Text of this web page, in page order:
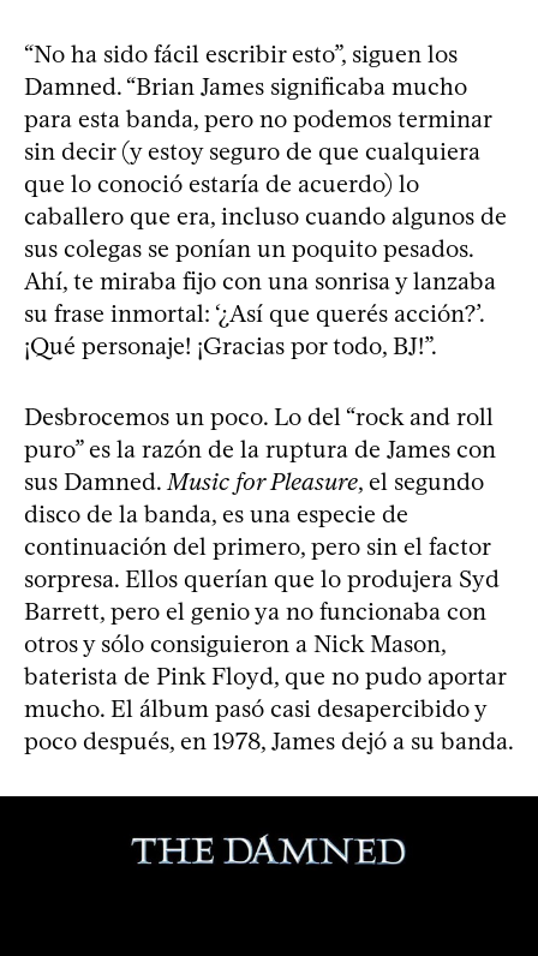
“No ha sido fácil escribir esto”, siguen los
Damned. “Brian James significaba mucho
para esta banda, pero no podemos terminar
sin decir (y estoy seguro de que cualquiera
que lo conoció estaría de acuerdo) lo
caballero que era, incluso cuando algunos de
sus colegas se ponían un poquito pesados.
Ahí, te miraba fijo con una sonrisa y lanzaba
su frase inmortal: ‘¿Así que querés acción?’.
¡Qué personaje! ¡Gracias por todo, BJ!”.
Desbrocemos un poco. Lo del “rock and roll
puro” es la razón de la ruptura de James con
sus Damned.Music for Pleasure, el segundo
disco de la banda, es una especie de
continuación del primero, pero sin el factor
sorpresa. Ellos querían que lo produjera Syd
Barrett, pero el genio ya no funcionaba con
otros y sólo consiguieron a Nick Mason,
baterista de Pink Floyd, que no pudo aportar
mucho. El álbum pasó casi desapercibido y
poco después, en 1978, James dejó a su banda.